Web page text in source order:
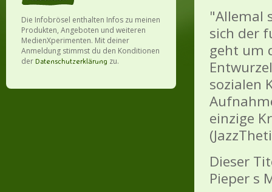
Die Infobrösel enthalten Infos zu meinen
Produkten, Angeboten und weiteren
MedienXperimenten. Mit deiner
Anmeldung stimmst du den Konditionen
der Datenschutzerklärung zu.
"Allemal
sich der
geht um
sozialen
einzige
Dieser
Pieper s